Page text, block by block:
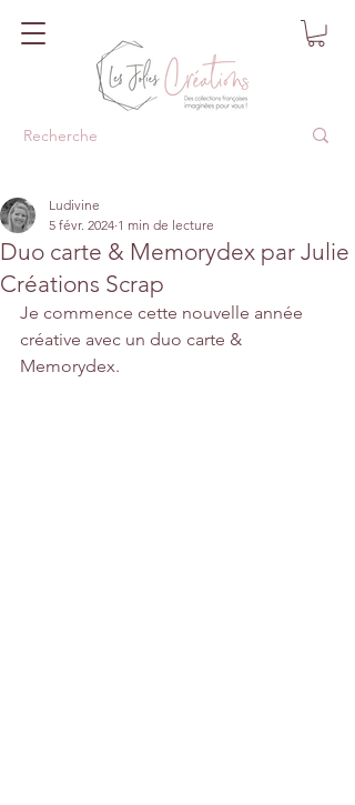
Duo carte & Memorydex par Julie
Créations Scrap
Ludivine
5 févr. 2024 1 min de lecture
Je commence cette nouvelle année
créative avec un duo carte &
Memorydex.